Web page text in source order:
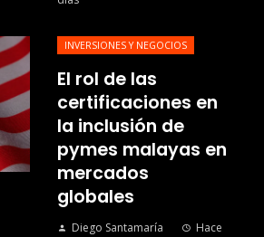
INVERSIONES Y NEGOCIOS
El rol de las
certificaciones en
la inclusión de
pymes malayas en
mercados
globales
Diego Santamaría
Hace